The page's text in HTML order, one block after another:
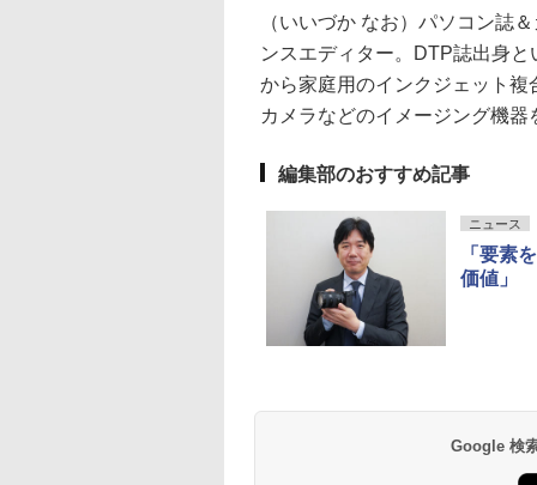
（いいづか なお）パソコン誌
ンスエディター。DTP誌出身
から家庭用のインクジェット
カメラなどのイメージング機器
編集部のおすすめ記事
ニュース
「要素
価値」
Google 検